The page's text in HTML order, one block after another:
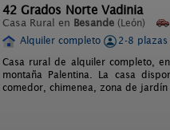
42 Grados Norte Vadinia
Casa Rural en Besande (León)
Alquiler completo
2-8 plazas
Casa rural de alquiler completo,
montaña Palentina. La casa
comedor, chimenea, zona de